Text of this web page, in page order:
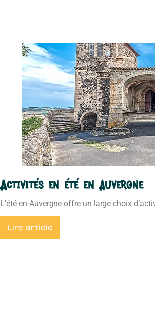
Activités en été en Auvergne
L’été en Auvergne offre un large choix
Lire article